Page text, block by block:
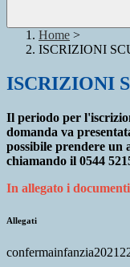
Home >
ISCRIZIONI
ISCRIZIONI
Il periodo per
domanda va
possibile prendere un
chiamando il 0544
In allegato i
Allegati